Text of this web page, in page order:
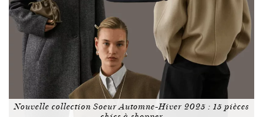
Nouvelle collection Soeur Automne-Hiver 2025 : 15 pièces